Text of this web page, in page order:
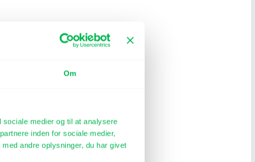
Om
medier og til at analysere
inden for sociale medier,
andre oplysninger, du har givet